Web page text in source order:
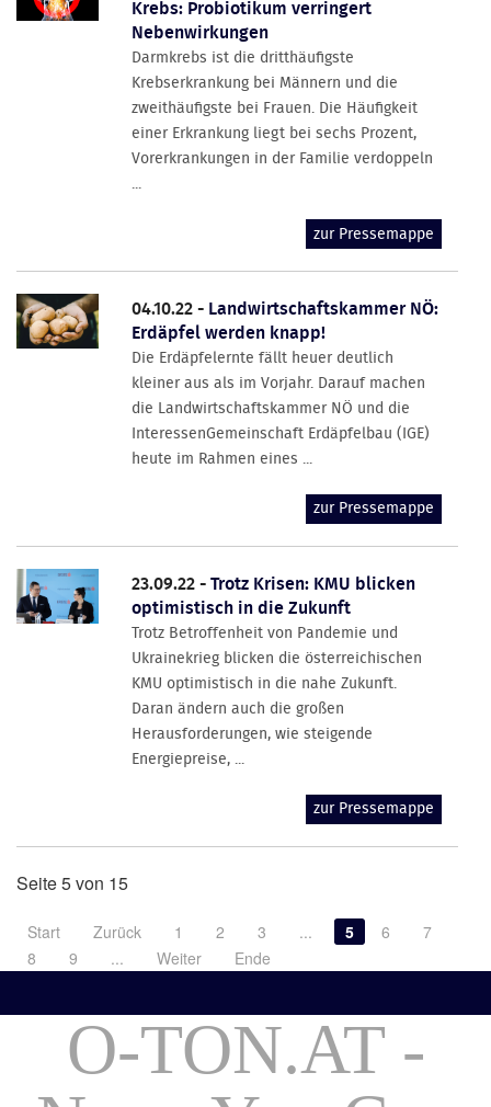
Krebs: Probiotikum verringert
Nebenwirkungen
Darmkrebs ist die dritthäufigste
Krebserkrankung bei Männern und die
zweithäufigste bei Frauen. Die Häufigkeit
einer Erkrankung liegt bei sechs Prozent,
Vorerkrankungen in der Familie verdoppeln
...
zur Pressemappe
04.10.22 - Landwirtschaftskammer NÖ:
Erdäpfel werden knapp!
Die Erdäpfelernte fällt heuer deutlich
kleiner aus als im Vorjahr. Darauf machen
die Landwirtschaftskammer NÖ und die
InteressenGemeinschaft Erdäpfelbau (IGE)
heute im Rahmen eines ...
zur Pressemappe
23.09.22 -Trotz Krisen: KMU blicken
optimistisch in die Zukunft
Trotz Betroffenheit von Pandemie und
Ukrainekrieg blicken die österreichischen
KMU optimistisch in die nahe Zukunft.
Daran ändern auch die großen
Herausforderungen, wie steigende
Energiepreise, ...
zur Pressemappe
Seite 5 von 15
Start Zurück 1 2 3 ... 5 6
7
8
9 ... Weiter Ende
O-TON.AT -